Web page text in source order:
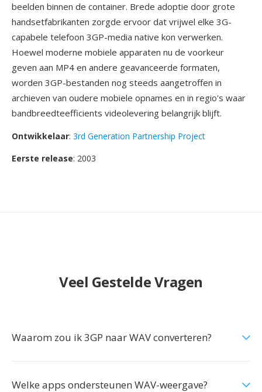
beelden binnen de container. Brede adoptie door grote
handsetfabrikanten zorgde ervoor dat vrijwel elke 3G-
capabele telefoon 3GP-media native kon verwerken.
Hoewel moderne mobiele apparaten nu de voorkeur
geven aan MP4 en andere geavanceerde formaten,
worden 3GP-bestanden nog steeds aangetroffen in
archieven van oudere mobiele opnames en in regio's waar
bandbreedteefficients videolevering belangrijk blijft.
Ontwikkelaar: 3rd Generation Partnership Project
Eerste release: 2003
Veel Gestelde Vragen
Waarom zou ik 3GP naar WAV converteren?
Welke apps ondersteunen WAV-weergave?